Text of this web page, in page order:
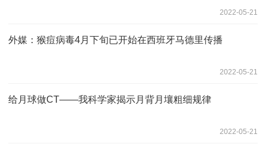
2022-05-21
外媒：猴痘病毒4月下旬已开始在西班牙马德里传播
2022-05-21
给月球做CT——我科学家揭示月背月壤粗细规律
2022-05-21